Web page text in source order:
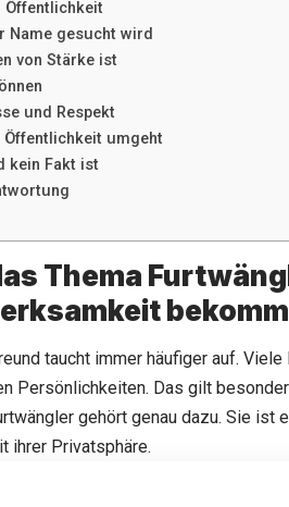
Öffentlichkeit
Name gesucht wird
von Stärke ist
und Respekt
umgeht
kein Fakt ist
Thema
taucht immer häufiger auf.
Persönlichkeiten. Das gilt
gehört genau dazu. Sie ist
ihrer Privatsphäre.